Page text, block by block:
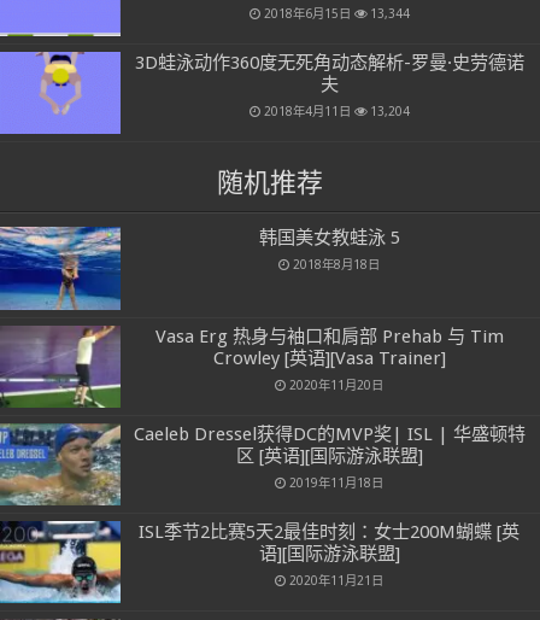
2018年6月15日 13,344
3D蛙泳动作360度无死角动态解析-罗曼·史劳德诺
夫
2018年4月11日 13,204
随机推荐
韩国美女教蛙泳 5
2018年8月18日
Vasa Erg 热身与袖口和肩部 Prehab 与 Tim
Crowley [英语][Vasa Trainer]
2020年11月20日
Caeleb Dressel获得DC的MVP奖| ISL | 华盛顿特
区 [英语][国际游泳联盟]
2019年11月18日
ISL季节2比赛5天2最佳时刻：女士200M蝴蝶 [英
语][国际游泳联盟]
2020年11月21日